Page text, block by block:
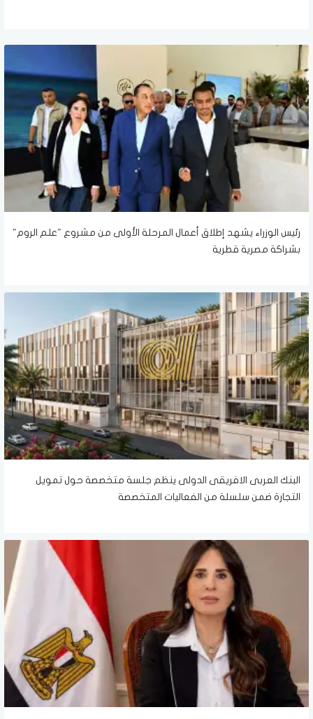
رئيس الوزراء يشهد إطلاق أعمال المرحلة الأولى من مشروع "علم الروم"
بشراكة مصرية قطرية
البنك العربى الافريقى الدولى ينظم جلسة متخصصة حول تمويل
التجارة ضمن سلسلة من الفعاليات المتخصصة